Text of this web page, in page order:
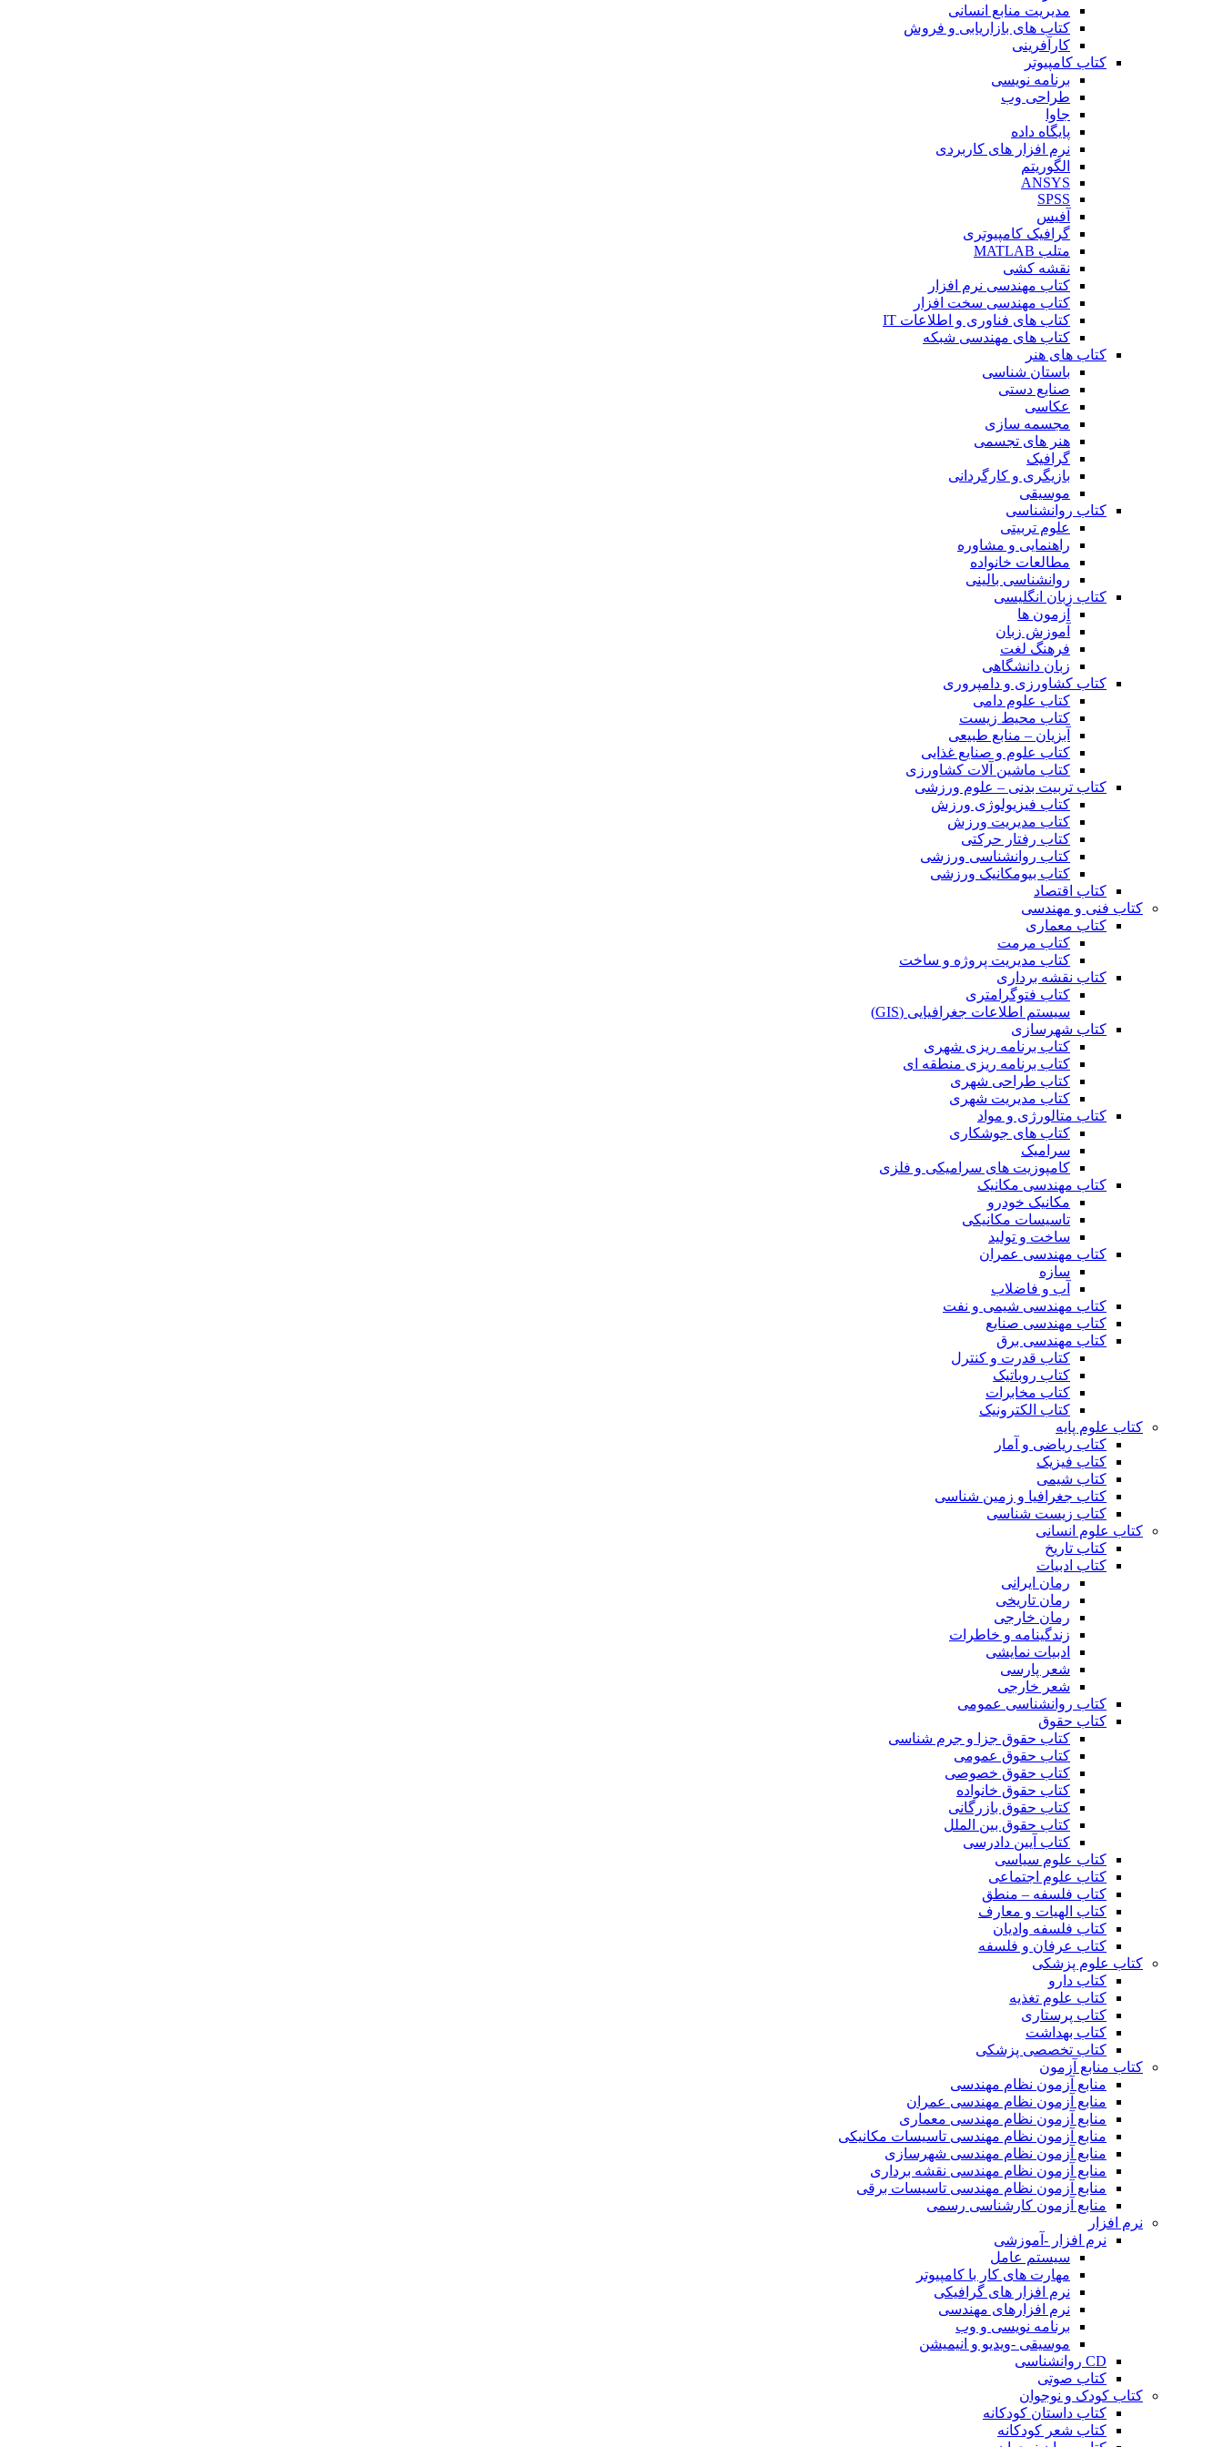
مدیریت منابع انسانی
کتاب های بازاریابی و فروش
کارآفرینی
کتاب کامپیوتر
برنامه نویسی
طراحی وب
جاوا
پایگاه داده
نرم افزار های کاربردی
الگوریتم
ANSYS
SPSS
آفیس
گرافیک کامپیوتری
متلب MATLAB
نقشه کشی
کتاب مهندسی نرم افزار
کتاب مهندسی سخت افزار
کتاب های فناوری و اطلاعات IT
کتاب های مهندسی شبکه
کتاب های هنر
باستان شناسی
صنایع دستی
عکاسی
مجسمه سازی
هنر های تجسمی
گرافیک
بازیگری و کارگردانی
موسیقی
کتاب روانشناسی
علوم تربیتی
راهنمایی و مشاوره
مطالعات خانواده
روانشناسی بالینی
کتاب زبان انگلیسی
آزمون ها
آموزش زبان
فرهنگ لغت
زبان دانشگاهی
کتاب کشاورزی و دامپروری
کتاب علوم دامی
کتاب محیط زیست
آبزیان – منابع طبیعی
کتاب علوم و صنایع غذایی
کتاب ماشین آلات کشاورزی
کتاب تربیت بدنی – علوم ورزشی
کتاب فیزیولوژی ورزش
کتاب مدیریت ورزش
کتاب رفتار حرکتی
کتاب روانشناسی ورزشی
کتاب بیومکانیک ورزشی
کتاب اقتصاد
کتاب فنی و مهندسی
کتاب معماری
کتاب مرمت
کتاب مدیریت پروژه و ساخت
کتاب نقشه برداری
کتاب فتوگرامتری
سیستم اطلاعات جغرافیایی (GIS)
کتاب شهرسازی
کتاب برنامه ریزی شهری
کتاب برنامه ریزی منطقه ای
کتاب طراحی شهری
کتاب مدیریت شهری
کتاب متالورژی و مواد
کتاب های جوشکاری
سرامیک
کامپوزیت های سرامیکی و فلزی
کتاب مهندسی مکانیک
مکانیک خودرو
تاسیسات مکانیکی
ساخت و تولید
کتاب مهندسی عمران
سازه
آب و فاضلاب
کتاب مهندسی شیمی و نفت
کتاب مهندسی صنایع
کتاب مهندسی برق
کتاب قدرت و کنترل
کتاب روباتیک
کتاب مخابرات
کتاب الکترونیک
کتاب علوم پایه
کتاب ریاضی و آمار
کتاب فیزیک
کتاب شیمی
کتاب جغرافیا و زمین شناسی
کتاب زیست شناسی
کتاب علوم انسانی
کتاب تاریخ
کتاب ادبیات
رمان ایرانی
رمان تاریخی
رمان خارجی
زندگینامه و خاطرات
ادبیات نمایشی
شعر پارسی
شعر خارجی
کتاب روانشناسی عمومی
کتاب حقوق
کتاب حقوق جزا و جرم شناسی
کتاب حقوق عمومی
کتاب حقوق خصوصی
کتاب حقوق خانواده
کتاب حقوق بازرگانی
کتاب حقوق بین الملل
کتاب آیین دادرسی
کتاب علوم سیاسی
کتاب علوم اجتماعی
کتاب فلسفه – منطق
کتاب الهیات و معارف
کتاب فلسفه وادیان
کتاب عرفان و فلسفه
کتاب علوم پزشکی
کتاب دارو
کتاب علوم تغذیه
کتاب پرستاری
کتاب بهداشت
کتاب تخصصی پزشکی
کتاب منابع آزمون
منابع آزمون نظام مهندسی
منابع آزمون نظام مهندسی عمران
منابع آزمون نظام مهندسی معماری
منابع آزمون نظام مهندسی تاسیسات مکانیکی
منابع آزمون نظام مهندسی شهرسازی
منابع آزمون نظام مهندسی نقشه برداری
منابع آزمون نظام مهندسی تاسیسات برقی
منابع آزمون کارشناسی رسمی
نرم افزار
نرم افزار -آموزشی
سیستم عامل
مهارت های کار با کامپیوتر
نرم افزار های گرافیکی
نرم افزارهای مهندسی
برنامه نویسی و وب
موسیقی -ویدیو و انیمیشن
CD روانشناسی
کتاب صوتی
کتاب کودک و نوجوان
کتاب داستان کودکانه
کتاب شعر کودکانه